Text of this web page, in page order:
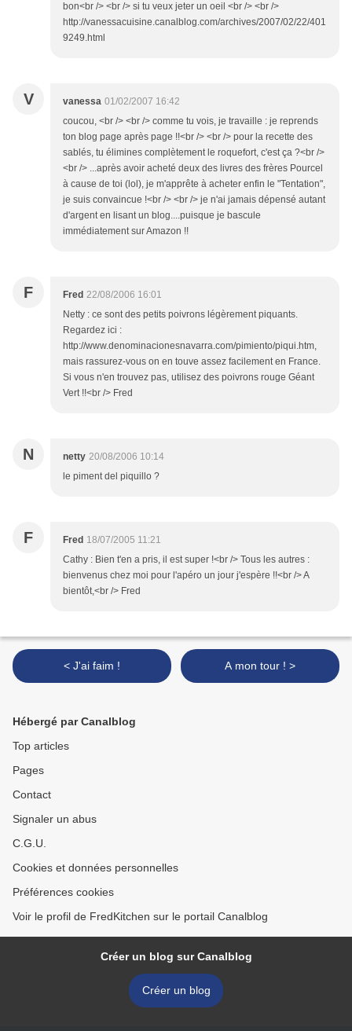
bon<br /> <br /> si tu veux jeter un oeil <br /> <br />
http://vanessacuisine.canalblog.com/archives/2007/02/22/401
9249.html
V vanessa 01/02/2007 16:42
coucou, <br /> <br /> comme tu vois, je travaille : je reprends
ton blog page après page !!<br /> <br /> pour la recette des
sablés, tu élimines complètement le roquefort, c'est ça ?<br />
<br /> ...après avoir acheté deux des livres des frères Pourcel
à cause de toi (lol), je m'apprête à acheter enfin le "Tentation",
je suis convaincue !<br /> <br /> je n'ai jamais dépensé autant
d'argent en lisant un blog....puisque je bascule
immédiatement sur Amazon !!
F Fred 22/08/2006 16:01
Netty : ce sont des petits poivrons légèrement piquants.
Regardez ici :
http://www.denominacionesnavarra.com/pimiento/piqui.htm,
mais rassurez-vous on en touve assez facilement en France.
Si vous n'en trouvez pas, utilisez des poivrons rouge Géant
Vert !!<br /> Fred
N netty 20/08/2006 10:14
le piment del piquillo ?
F Fred 18/07/2005 11:21
Cathy : Bien t'en a pris, il est super !<br /> Tous les autres :
bienvenus chez moi pour l'apéro un jour j'espère !!<br /> A
bientôt,<br /> Fred
< J'ai faim ! A mon tour ! >
Hébergé par Canalblog
Top articles
Pages
Contact
Signaler un abus
C.G.U.
Cookies et données personnelles
Préférences cookies
Voir le profil de FredKitchen sur le portail Canalblog
Créer un blog sur Canalblog
Créer un blog